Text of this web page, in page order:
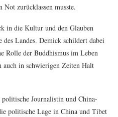
zurücklassen musste.
in die Kultur und den Glauben
Landes. Demick schildert dabei
Rolle der Buddhismus im Leben
in schwierigen Zeiten Halt
Journalistin und China-
politische Lage in China und Tibet